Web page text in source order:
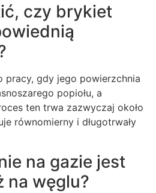
czy brykiet
pracy, gdy jego powierzchnia
popiołu, a
ten trwa zazwyczaj około
równomierny i długotrwały
na gazie jest
na węglu?